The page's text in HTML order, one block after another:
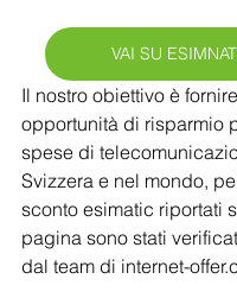
VAI SU
Il nostro obiettivo è
opportunità di risparmio
spese di
Svizzera e nel mondo,
sconto esimatic riportati
pagina sono stati
dal team di internet-